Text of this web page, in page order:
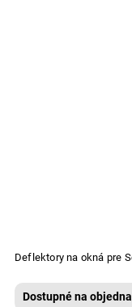
Deflektory na okná pre
Dostupné na